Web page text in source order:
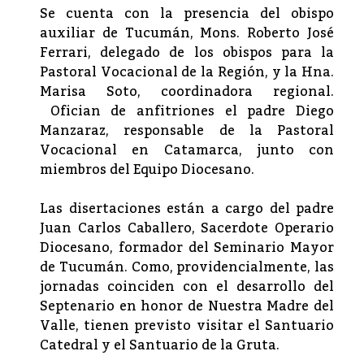
Se cuenta con la presencia del obispo
auxiliar de Tucumán, Mons. Roberto José
Ferrari, delegado de los obispos para la
Pastoral Vocacional de la Región, y la Hna.
Marisa Soto, coordinadora regional.
Ofician de anfitriones el padre Diego
Manzaraz, responsable de la Pastoral
Vocacional en Catamarca, junto con
miembros del Equipo Diocesano.
Las disertaciones están a cargo del padre
Juan Carlos Caballero, Sacerdote Operario
Diocesano, formador del Seminario Mayor
de Tucumán. Como, providencialmente, las
jornadas coinciden con el desarrollo del
Septenario en honor de Nuestra Madre del
Valle, tienen previsto visitar el Santuario
Catedral y el Santuario de la Gruta.